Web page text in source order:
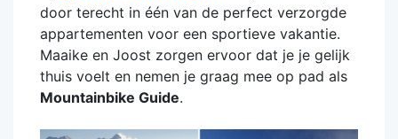
door terecht in één van de perfect verzorgde
appartementen voor een sportieve vakantie.
Maaike en Joost zorgen ervoor dat je je gelijk
thuis voelt en nemen je graag mee op pad als
Mountainbike Guide.